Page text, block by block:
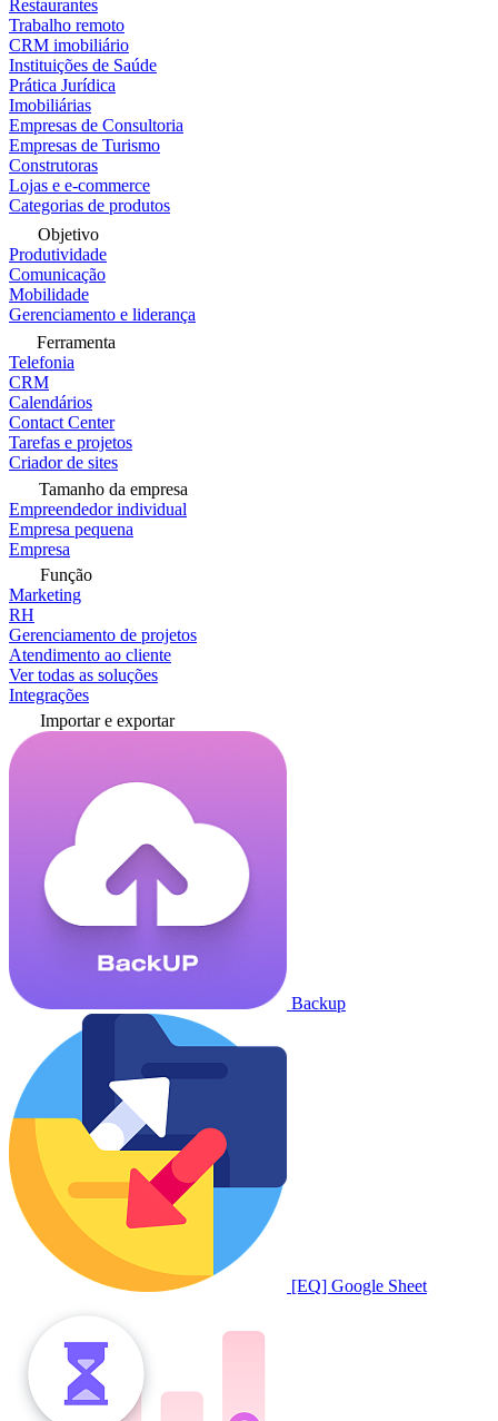
Restaurantes
Trabalho remoto
CRM imobiliário
Instituições de Saúde
Prática Jurídica
Imobiliárias
Empresas de Consultoria
Empresas de Turismo
Construtoras
Lojas e e-commerce
Categorias de produtos
Objetivo
Produtividade
Comunicação
Mobilidade
Gerenciamento e liderança
Ferramenta
Telefonia
CRM
Calendários
Contact Center
Tarefas e projetos
Criador de sites
Tamanho da empresa
Empreendedor individual
Empresa pequena
Empresa
Função
Marketing
RH
Gerenciamento de projetos
Atendimento ao cliente
Ver todas as soluções
Integrações
Importar e exportar
Backup
[EQ] Google Sheet